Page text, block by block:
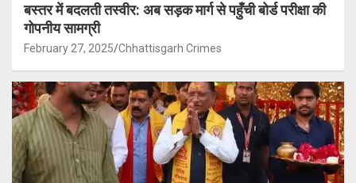
बस्तर में बदलती तस्वीर: अब सड़क मार्ग से पहुँची बोर्ड परीक्षा की
गोपनीय सामग्री
February 27, 2025 Chhattisgarh Crimes